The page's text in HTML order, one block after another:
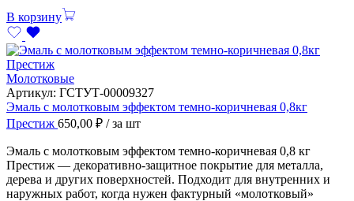
В корзину
Молотковые
Артикул: ГСТУТ-00009327
Эмаль с молотковым эффектом темно-коричневая 0,8кг
Престиж 650,00 ₽ / за шт
Эмаль с молотковым эффектом темно-коричневая 0,8 кг
Престиж — декоративно-защитное покрытие для металла,
дерева и других поверхностей. Подходит для внутренних и
наружных работ, когда нужен фактурный «молотковый»